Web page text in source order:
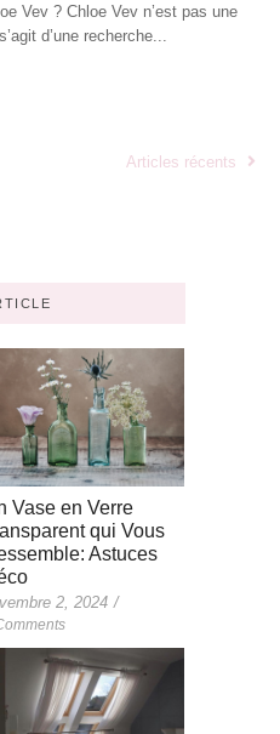
Vev ? Chloe Vev n’est pas une
d’une recherche...
Articles récents
Vase en Verre
qui Vous
Astuces
2, 2024 /